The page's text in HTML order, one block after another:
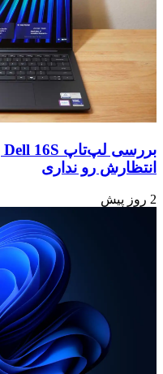
انتظارش رو نداری
2 روز پیش